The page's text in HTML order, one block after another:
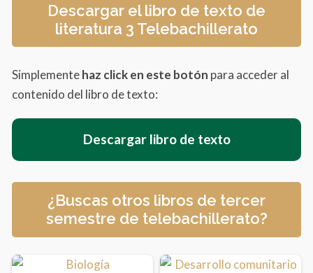
Descargar el libro de texto de
literatura 3 Telebachillerato
Simplementehaz click en este botón para acceder al
contenido del libro de texto:
Descargar libro de texto
¿Buscas otros libros de tercer
semestre de telebachillerato?